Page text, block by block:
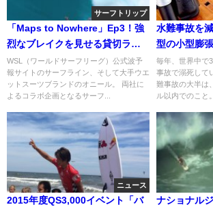
サーフトリップ
「Maps to Nowhere」Ep3！強
烈なブレイクを見せる貸切ライ
トスラブ
WSL（ワールドサーフリーグ）公式波予
報サイトのサーフライン、そして大手ウエ
ットスーツブランドのオニール。 両社に
よるコラボ企画となるサーフ...
水難事故を
型の小型膨
（Kingii）」
毎年、世界中で
事故で溺死して
難事故の大半は
ル以内でのこと
ニュース
2015年度QS3,000イベント「バ
ナショナル